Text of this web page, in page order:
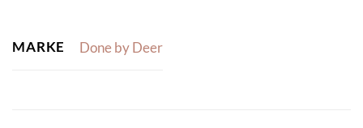
MARKE Done by Deer